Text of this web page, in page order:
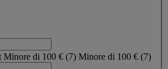
Minore di 100 € (7) Minore di 100 € (7)